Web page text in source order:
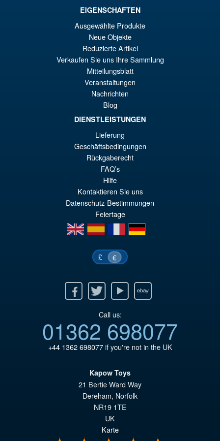
VORBESTELLUNGEN
S.H.Figuarts One Piece Sir
Crocodile (Marineford) Action
Figure
VORBESTELLUNGEN
EIGENSCHAFTEN
Ausgewählte Produkte
Neue Objekte
Reduzierte Artikel
Verkaufen Sie uns Ihre Sammlung
Mitteilungsblatt
Veranstaltungen
Nachrichten
Blog
DIENSTLEISTUNGEN
Lieferung
Geschäftsbedingungen
Rückgaberecht
FAQ’s
Hilfe
Kontaktieren Sie uns
Datenschutz-Bestimmungen
Feiertage
en
es fr de
£ €
Twitter Youtube Ebay
Call us:
01362 698077
+44 1362 698077if you're not in the UK
Kapow Toys
21 Bertie Ward Way
Dereham, Norfolk
NR19 1TE
UK
Karte